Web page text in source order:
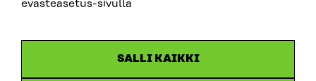
evästeasetus-sivulla
SALLI KAIKKI